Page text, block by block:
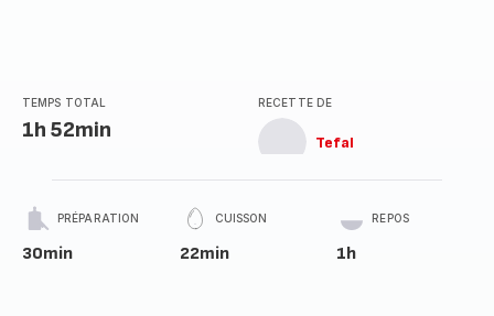
TEMPS TOTAL
1h 52min
RECETTE DE
Tefal
PRÉPARATION
30min
CUISSON
22min
REPOS
1h